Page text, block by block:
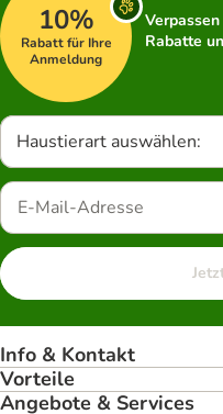
10%
Rabatt für Ihre
Anmeldung
Rabatte
Haustierart auswählen:
Info & Kontakt
Vorteile
Angebote & Services